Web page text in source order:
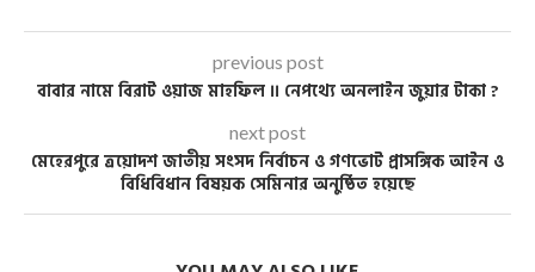
previous post
বাবার নামে বিরাট ওয়াজ মাহফিল ।। নেপথ্যে অনলাইন জুয়ার টাকা ?
next post
মেহেরপুরে ত্রয়োদশ জাতীয় সংসদ নির্বাচন ও গণভোট প্রাসঙ্গিক আইন ও
বিধিবিধান বিষয়ক সেমিনার অনুষ্ঠিত হয়েছে